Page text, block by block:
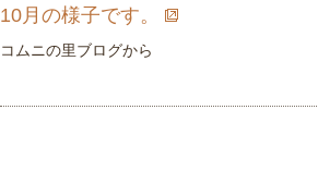
10月の様子です。
コムニの里ブログから